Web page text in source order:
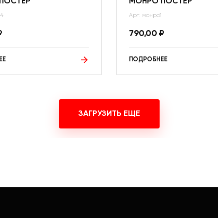
Арт: монро1
790,00 ₽
ПОДРОБНЕЕ
ЗАГРУЗИТЬ ЕЩЕ